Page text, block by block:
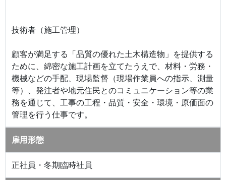
技術者（施工管理）
顧客が満足する「品質の優れた土木構造物」を提供する
ために、綿密な施工計画を立てたうえで、材料・労務・
機械などの手配、現場監督（現場作業員への指示、測量
等）、発注者や地元住民とのコミュニケーション等の業
務を通じて、工事の工程・品質・安全・環境・原価面の
管理を行う仕事です。
雇用形態
正社員・冬期臨時社員